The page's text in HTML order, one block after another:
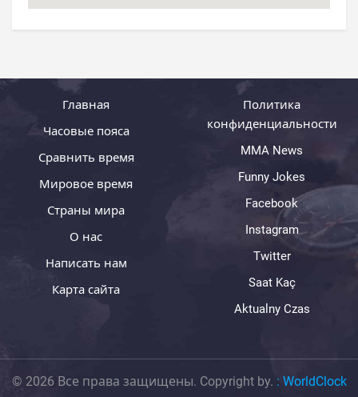
Главная
Часовые пояса
Сравнить время
Мировое время
Страны мира
О нас
Написать нам
Карта сайта
Политика
конфиденциальности
MMA News
Funny Jokes
Facebook
Instagram
Twitter
Saat Kaç
Aktualny Czas
© 2026 Все права защищены. Copyright by. : WorldClock